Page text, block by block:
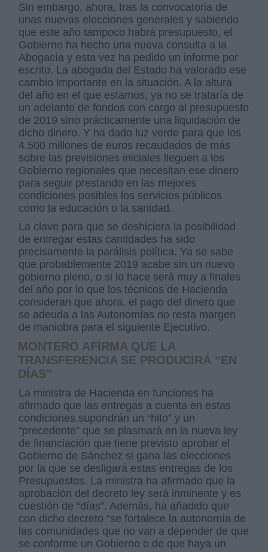
Sin embargo, ahora, tras la convocatoria de
unas nuevas elecciones generales y sabiendo
que este año tampoco habrá presupuesto, el
Gobierno ha hecho una nueva consulta a la
Abogacía y esta vez ha pedido un informe por
escrito. La abogada del Estado ha valorado ese
cambio importante en la situación. A la altura
del año en el que estamos, ya no se trataría de
un adelanto de fondos con cargo al presupuesto
de 2019 sino prácticamente una liquidación de
dicho dinero. Y ha dado luz verde para que los
4.500 millones de euros recaudados de más
sobre las previsiones iniciales lleguen a los
Gobierno regionales que necesitan ese dinero
para seguir prestando en las mejores
condiciones posibles los servicios públicos
como la educación o la sanidad.
La clave para que se deshiciera la posibilidad
de entregar estas cantidades ha sido
precisamente la parálisis política. Ya se sabe
que probablemente 2019 acabe sin un nuevo
gobierno pleno, o si lo hace será muy a finales
del año por lo que los técnicos de Hacienda
consideran que ahora, el pago del dinero que
se adeuda a las Autonomías no resta margen
de maniobra para el siguiente Ejecutivo.
MONTERO AFIRMA QUE LA
TRANSFERENCIA SE PRODUCIRÁ “EN
DÍAS”
La ministra de Hacienda en funciones ha
afirmado que las entregas a cuenta en estas
condiciones supondrán un “hito” y un
“precedente” que se plasmará en la nueva ley
de financiación que tiene previsto aprobar el
Gobierno de Sánchez si gana las elecciones
por la que se desligará estas entregas de los
Presupuestos. La ministra ha afirmado que la
aprobación del decreto ley será inminente y es
cuestión de “días”. Además, ha añadido que
con dicho decreto “se fortalece la autonomía de
las comunidades que no van a depender de que
se conforme un Gobierno o de que haya un